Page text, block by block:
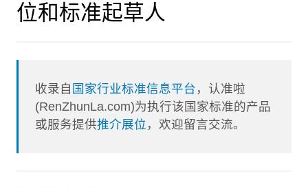
位和标准起草人
收录自 国家行业标准信息平台 ，认准啦
(RenZhunLa.com)为执行该国家标准的产品
或服务提供推介展位 ，欢迎留言交流。